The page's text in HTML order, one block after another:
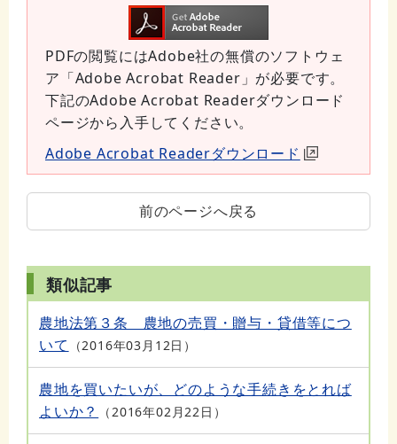
PDFの閲覧にはAdobe社の無償のソフトウェ
ア「Adobe Acrobat Reader」が必要です。
下記のAdobe Acrobat Readerダウンロード
ページから入手してください。
Adobe Acrobat Readerダウンロード
前のページへ戻る
類似記事
農地法第３条 農地の売買・贈与・貸借等につ
いて
2016年03月12日
農地を買いたいが、どのような手続きをとれば
よいか？
2016年02月22日